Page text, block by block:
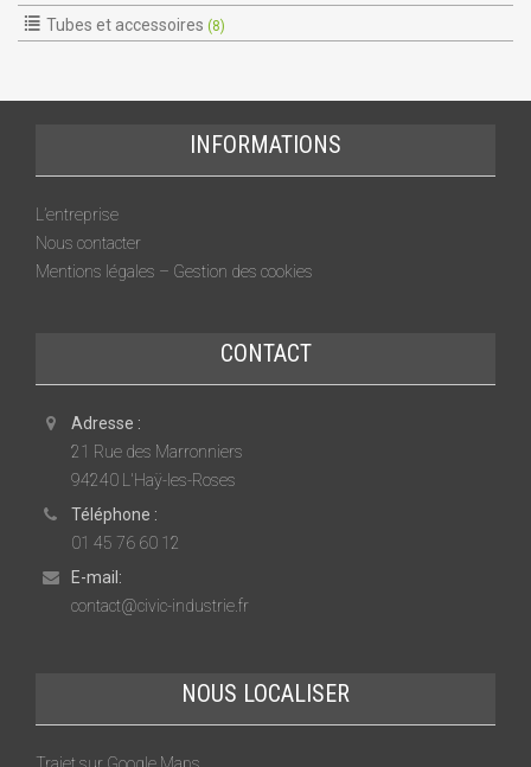
Tubes et accessoires (8)
INFORMATIONS
L’entreprise
Nous contacter
Mentions légales – Gestion des cookies
CONTACT
Adresse :
21 Rue des Marronniers
94240 L'Haÿ-les-Roses
Téléphone :
01 45 76 60 12
E-mail:
contact@civic-industrie.fr
NOUS LOCALISER